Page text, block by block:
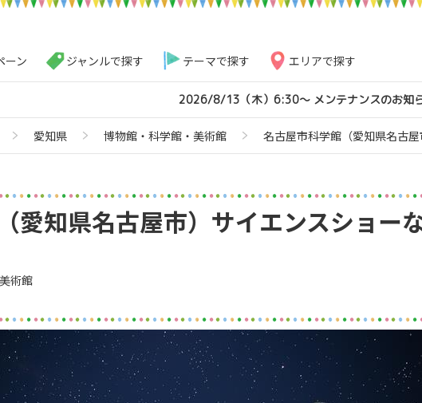
ーン ジャンルで探す テーマで探す エリアで探す
2026/8/13（木）6:30～ メンテナンスのお知
愛知県 博物館・科学館・美術館 名古屋市科学館（愛知県名古
愛知県名古屋市）サイエンスショー
術館